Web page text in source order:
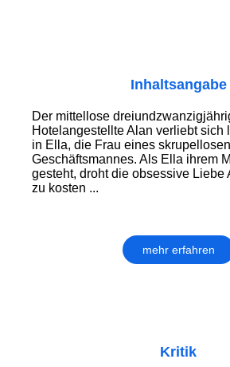
Inhaltsangabe
Der mittellose
Hotelangestellte Alan verliebt sich
in Ella, die Frau eines
Geschäftsmannes. Als Ella ihrem
gesteht, droht die obsessive Liebe
zu kosten ...
mehr erfahren
Kritik